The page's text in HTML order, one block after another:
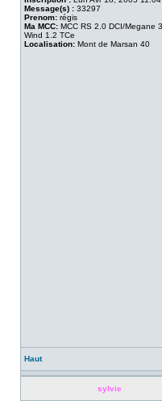
Message(s) : 33297
Prenom: régis
Ma MCC: MCC RS 2.0 DCI/Megane
Wind 1.2 TCe
Localisation: Mont de Marsan 40
Haut
sylvie